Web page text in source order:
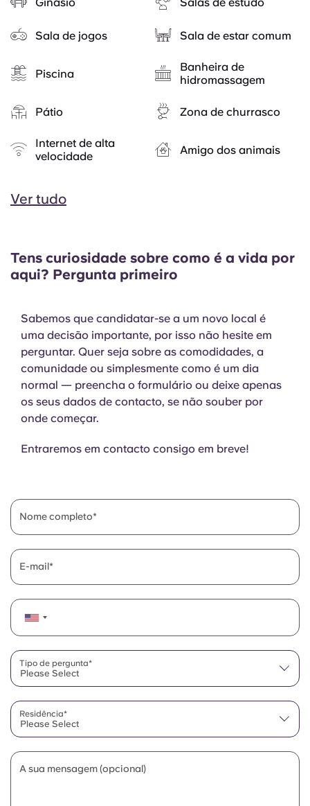
Sala de jogos Sala de estar comum
Piscina
Banheira de
hidromassagem
Pátio Zona de churrasco
Internet de alta
velocidade
Amigo dos animais
Ver tudo
Tens curiosidade sobre como é a vida por
aqui? Pergunta primeiro
Sabemos que candidatar-se a um novo local é
uma decisão importante, por isso não hesite em
perguntar. Quer seja sobre as comodidades, a
comunidade ou simplesmente como é um dia
normal — preencha o formulário ou deixe apenas
os seus dados de contacto, se não souber por
onde começar.
Entraremos em contacto consigo em breve!
Nome completo
E-mail
Please Select
Tipo de pergunta*
Please Select
Residência*
A sua mensagem (opcional)